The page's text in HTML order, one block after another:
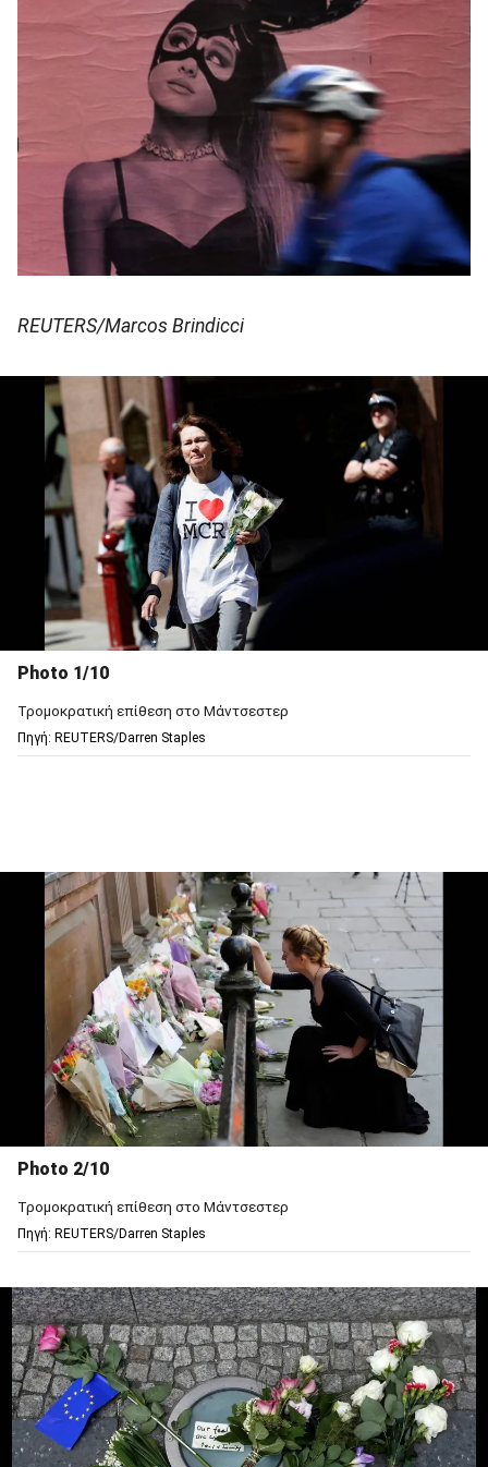
REUTERS/Marcos Brindicci
Photo 1/10
Τρομοκρατική επίθεση στο Μάντσεστερ
Πηγή: REUTERS/Darren Staples
Photo 2/10
Τρομοκρατική επίθεση στο Μάντσεστερ
Πηγή: REUTERS/Darren Staples